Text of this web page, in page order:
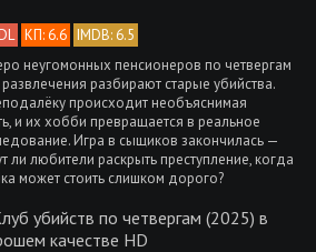
КП: 6.6 IMDB: 6.5
неугомонных пенсионеров по четвергам
разбирают старые убийства.
происходит необъяснимая
и их хобби превращается в реальное
Игра в сыщиков закончилась —
ли любители раскрыть преступление, когда
может стоить слишком дорого?
убийств по четвергам (2025) в
качестве HD